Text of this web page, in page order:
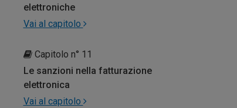
elettroniche
Vai al capitolo
Capitolo n° 11
Le sanzioni nella fatturazione
elettronica
Vai al capitolo